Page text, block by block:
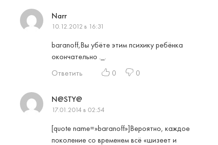
Narr
10.12.2012 в 16:31
baranoff,Вы убёте этим психику ребёнка
окончательно ._.
Ответить
0 0
N@STY@
17.01.2014 в 02:54
[quote name=»baranoff»]Вероятно, каждое
поколение со временем всё «шизеет и